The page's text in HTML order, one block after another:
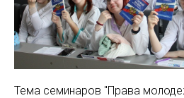
Тема семинаров "Права